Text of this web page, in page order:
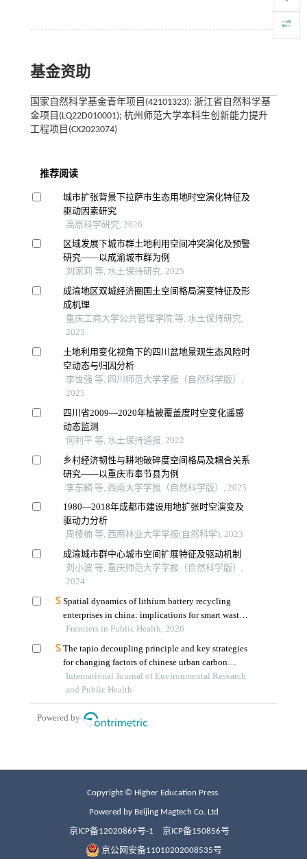
基金资助
国家自然科学基金青年项目(42101323); 浙江省自然科学基
金项目(LQ22D010001); 杭州师范大学本科生创新能力提升
工程项目(CX2023074)
Copyright © Higher Education Press.
Powered by Beijing Magtech Co. Ltd
京ICP备12020869号-1 京ICP备150856号
京公网安备11010202008535号